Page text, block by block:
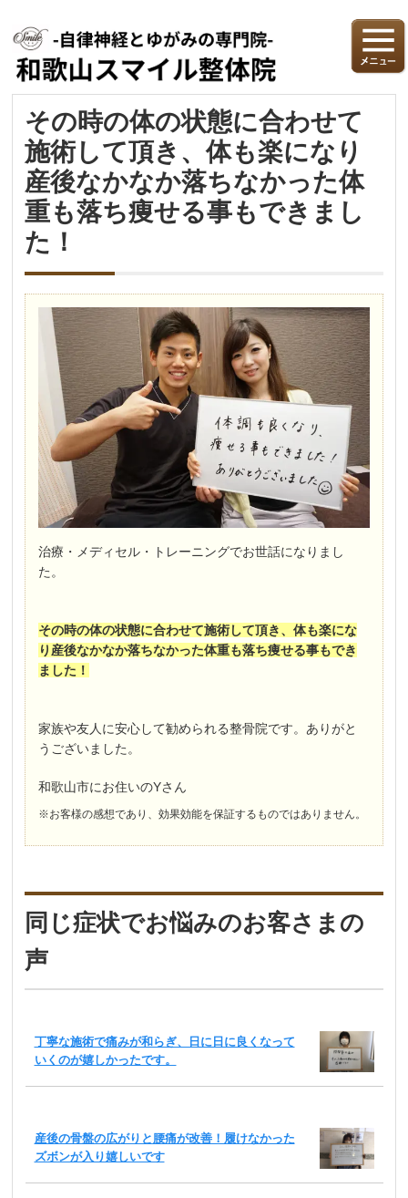
その時の体の状態に合わせて
施術して頂き、体も楽になり
産後なかなか落ちなかった体
重も落ち痩せる事もできまし
た！
治療・メディセル・トレーニングでお世話になりまし
た。
その時の体の状態に合わせて施術して頂き、体も楽にな
り産後なかなか落ちなかった体重も落ち痩せる事もでき
ました！
家族や友人に安心して勧められる整骨院です。ありがと
うございました。
和歌山市にお住いのYさん
※お客様の感想であり、効果効能を保証するものではありません。
同じ症状でお悩みのお客さまの
声
丁寧な施術で痛みが和らぎ、日に日に良くなって
いくのが嬉しかったです。
産後の骨盤の広がりと腰痛が改善！履けなかった
ズボンが入り嬉しいです